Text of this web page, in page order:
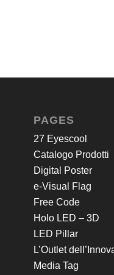
PAGES
27 Eyescool
Catalogo Prodotti
Digital Poster
e-Visual Flag
Free Code
Holo LED – 3D
LED Pillar
L’Outlet
Media Tag